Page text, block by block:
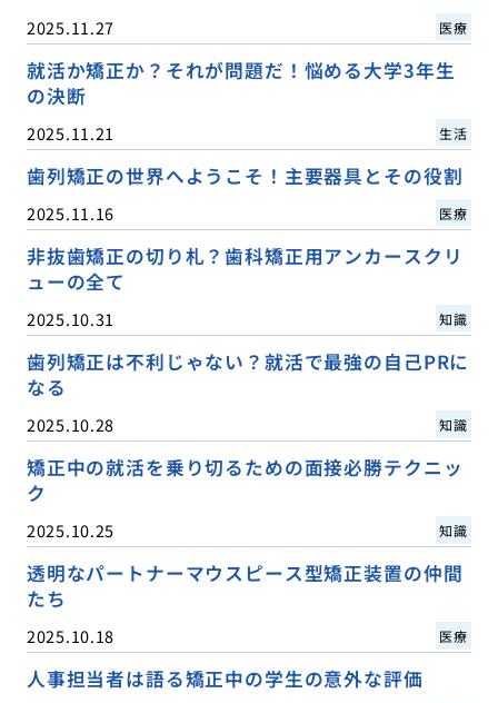
2025.11.27 医療
就活か矯正か？それが問題だ！悩める大学3年生
の決断
2025.11.21 生活
歯列矯正の世界へようこそ！主要器具とその役割
2025.11.16 医療
非抜歯矯正の切り札？歯科矯正用アンカースクリ
ューの全て
2025.10.31 知識
歯列矯正は不利じゃない？就活で最強の自己PRに
なる
2025.10.28 知識
矯正中の就活を乗り切るための面接必勝テクニッ
ク
2025.10.25 知識
透明なパートナーマウスピース型矯正装置の仲間
たち
2025.10.18 医療
人事担当者は語る矯正中の学生の意外な評価